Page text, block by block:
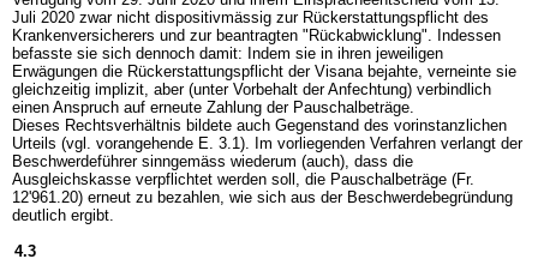
Juli 2020 zwar nicht dispositivmässig zur Rückerstattungspflicht des
Krankenversicherers und zur beantragten "Rückabwicklung". Indessen
befasste sie sich dennoch damit: Indem sie in ihren jeweiligen
Erwägungen die Rückerstattungspflicht der Visana bejahte, verneinte sie
gleichzeitig implizit, aber (unter Vorbehalt der Anfechtung) verbindlich
einen Anspruch auf erneute Zahlung der Pauschalbeträge.
Dieses Rechtsverhältnis bildete auch Gegenstand des vorinstanzlichen
Urteils (vgl. vorangehende E. 3.1). Im vorliegenden Verfahren verlangt der
Beschwerdeführer sinngemäss wiederum (auch), dass die
Ausgleichskasse verpflichtet werden soll, die Pauschalbeträge (Fr.
12'961.20) erneut zu bezahlen, wie sich aus der Beschwerdebegründung
deutlich ergibt.
4.3